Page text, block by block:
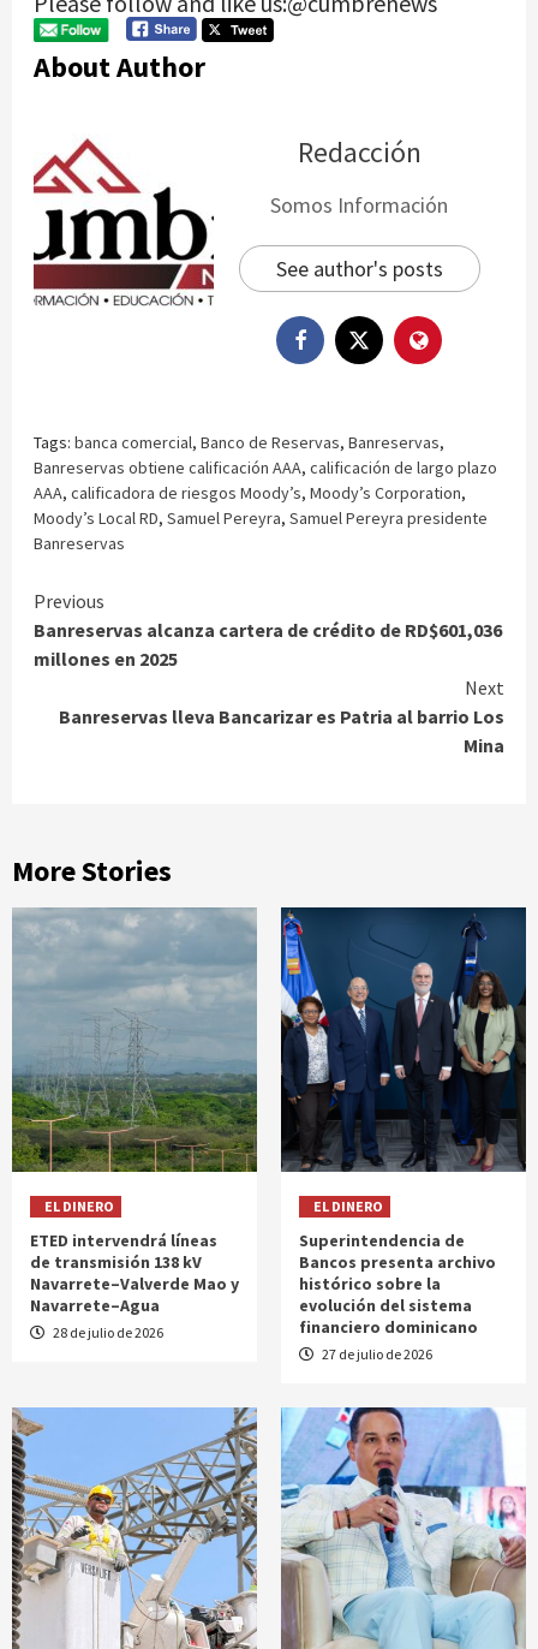
About Author
Redacción
Somos Información
See author's posts
Tags: banca comercial, Banco de Reservas, Banreservas,
Banreservas obtiene calificación AAA, calificación de largo plazo
AAA, calificadora de riesgos Moody’s, Moody’s Corporation,
Moody’s Local RD, Samuel Pereyra, Samuel Pereyra presidente
Banreservas
Continue
Reading
Previous
Banreservas alcanza cartera de crédito de RD$601,036
millones en 2025
Next
Banreservas lleva Bancarizar es Patria al barrio Los
Mina
More Stories
EL DINERO
ETED intervendrá líneas
de transmisión 138 kV
Navarrete–Valverde Mao y
Navarrete–Agua
28 de julio de 2026
EL DINERO
Superintendencia de
Bancos presenta archivo
histórico sobre la
evolución del sistema
financiero dominicano
27 de julio de 2026